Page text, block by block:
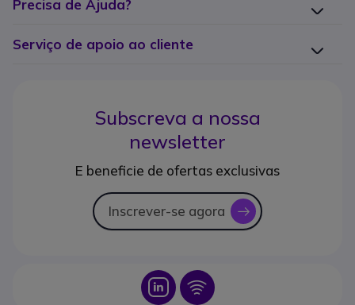
Precisa de Ajuda?
Serviço de apoio ao cliente
Subscreva a nossa
newsletter
E beneficie de ofertas exclusivas
Inscrever-se agora icon
Icon Icon